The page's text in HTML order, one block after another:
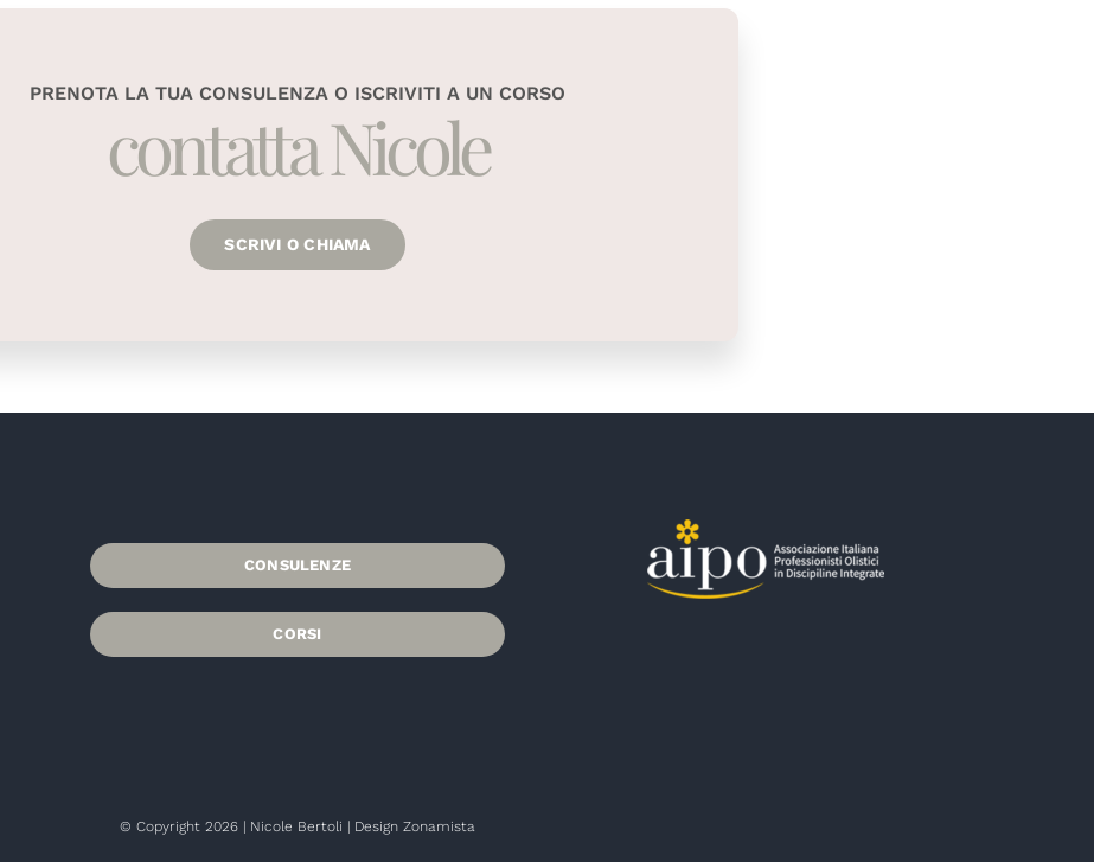
PRENOTA LA TUA CONSULENZA O ISCRIVITI A UN CORSO
contatta Nicole
SCRIVI O CHIAMA
CONSULENZE
CORSI
© Copyright 2026 | Nicole Bertoli | Design Zonamista